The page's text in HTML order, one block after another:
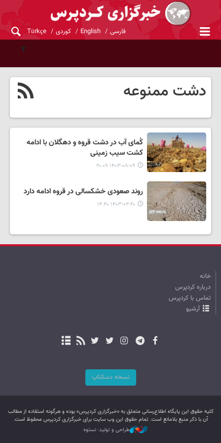
فارسی English کوردی Türkçe
دشت ممنوعه
کُمای آب در دشت قروه و دهگلان با ادامه
کشت سیب زمینی
۱۴۰۳-۰۸-۰۹ ۲۰:۰۹
روند صعودی خشکسالی در قروه ادامه دارد
۱۴۰۳-۰۲-۲۰ ۱۴:۴۰
خانه
درباره کردپرس
تماس با کردپرس
آرشیو
نسخه دسکتاپ
کليه حقوق اين پایگاه اطلاع‌رسانی متعلق به «خبرگزاری کردپرس» بوده و هرگونه استفاده از مطالب
آن با ذکر منبع بلامانع است. تمام حقوق این وب سایت برای خبرگزاری کردپرس محفوظ است.
طراحی و تولید: نستوه